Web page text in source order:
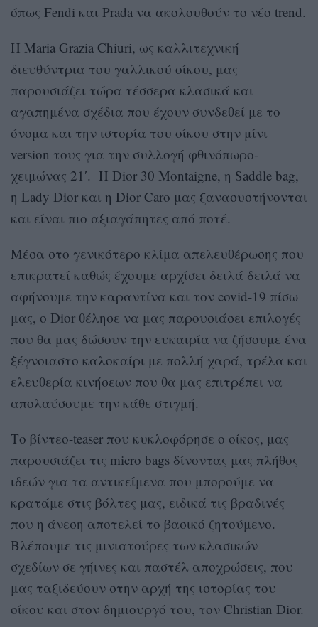
όπως Fendi και Prada να ακολουθούν το νέο trend.
Η Maria Grazia Chiuri, ως καλλιτεχνική
διευθύντρια του γαλλικού οίκου, μας
παρουσιάζει τώρα τέσσερα κλασικά και
αγαπημένα σχέδια που έχουν συνδεθεί με το
όνομα και την ιστορία του οίκου στην μίνι
version τους για την συλλογή φθινόπωρο-
χειμώνας 21′. Η Dior 30 Montaigne, η Saddle bag,
η Lady Dior και η Dior Caro μας ξανασυστήνονται
και είναι πιο αξιαγάπητες από ποτέ.
Μέσα στο γενικότερο κλίμα απελευθέρωσης που
επικρατεί καθώς έχουμε αρχίσει δειλά δειλά να
αφήνουμε την καραντίνα και τον covid-19 πίσω
μας, ο Dior θέλησε να μας παρουσιάσει επιλογές
που θα μας δώσουν την ευκαιρία να ζήσουμε ένα
ξέγνοιαστο καλοκαίρι με πολλή χαρά, τρέλα και
ελευθερία κινήσεων που θα μας επιτρέπει να
απολαύσουμε την κάθε στιγμή.
Το βίντεο-teaser που κυκλοφόρησε ο οίκος, μας
παρουσιάζει τις micro bags δίνοντας μας πλήθος
ιδεών για τα αντικείμενα που μπορούμε να
κρατάμε στις βόλτες μας, ειδικά τις βραδινές
που η άνεση αποτελεί το βασικό ζητούμενο.
Βλέπουμε τις μινιατούρες των κλασικών
σχεδίων σε γήινες και παστέλ αποχρώσεις, που
μας ταξιδεύουν στην αρχή της ιστορίας του
οίκου και στον δημιουργό του, τον Christian Dior.